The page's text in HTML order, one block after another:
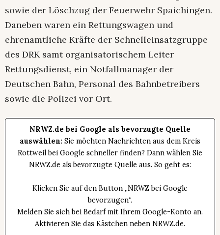
sowie der Löschzug der Feuerwehr Spaichingen.
Daneben waren ein Rettungswagen und
ehrenamtliche Kräfte der Schnelleinsatzgruppe
des DRK samt organisatorischem Leiter
Rettungsdienst, ein Notfallmanager der
Deutschen Bahn, Personal des Bahnbetreibers
sowie die Polizei vor Ort.
NRWZ.de bei Google als bevorzugte Quelle
auswählen: Sie möchten Nachrichten aus dem Kreis
Rottweil bei Google schneller finden? Dann wählen Sie
NRWZ.de als bevorzugte Quelle aus. So geht es:
Klicken Sie auf den Button „NRWZ bei Google
bevorzugen“.
Melden Sie sich bei Bedarf mit Ihrem Google-Konto an.
Aktivieren Sie das Kästchen neben NRWZ.de.